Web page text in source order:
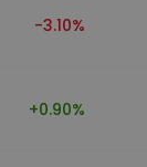
-3.10%
+0.90%